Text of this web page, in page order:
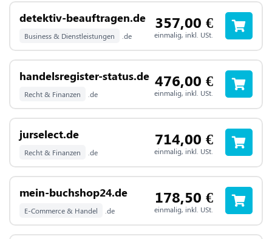
detektiv-beauftragen.de
Business & Dienstleistungen .de
357,00 €
einmalig, inkl. USt.
handelsregister-status.de
Recht & Finanzen .de
476,00 €
einmalig, inkl. USt.
jurselect.de
Recht & Finanzen .de
714,00 €
einmalig, inkl. USt.
mein-buchshop24.de
E-Commerce & Handel .de
178,50 €
einmalig, inkl. USt.